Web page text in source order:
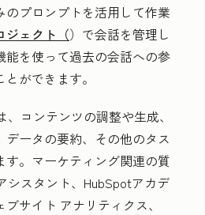
のプロンプトを活用して作業
ジェクト（）で会話を管理し
能を使って過去の会話への参
ができます。
コンテンツの調整や生成、
データの要約、その他のタス
す。マーケティング関連の質
シスタント、HubSpotアカデ
サイト アナリティクス、